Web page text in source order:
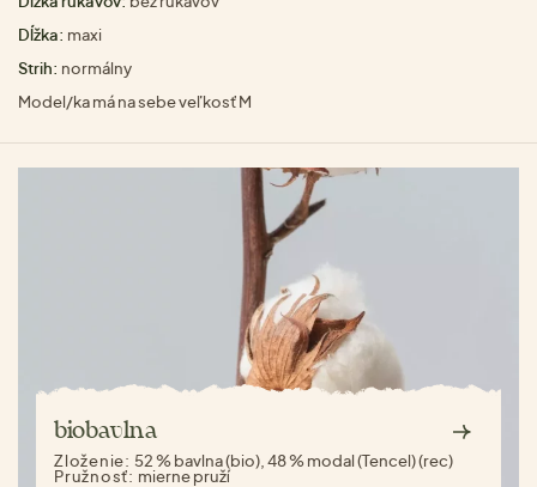
Dĺžka: maxi
Strih: normálny
Model/ka má na sebe veľkosť M
biobavlna
Zloženie: 52 % bavlna (bio), 48 % modal (Tencel) (rec)
Pružnosť: mierne pruží